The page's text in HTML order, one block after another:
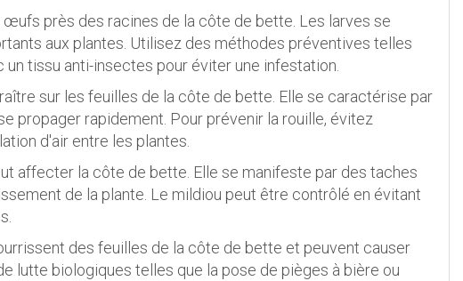
près des racines de la côte de bette. Les larves se
aux plantes. Utilisez des méthodes préventives telles
tissu anti-insectes pour éviter une infestation.
sur les feuilles de la côte de bette. Elle se caractérise par
propager rapidement. Pour prévenir la rouille, évitez
d'air entre les plantes.
affecter la côte de bette. Elle se manifeste par des taches
de la plante. Le mildiou peut être contrôlé en évitant
des feuilles de la côte de bette et peuvent causer
lutte biologiques telles que la pose de pièges à bière ou